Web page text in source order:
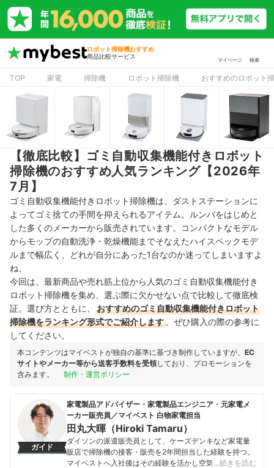
ロボット掃除機おすすめ
商品比較サービス
マイページ 検索
TOP 家電 掃除機 ロボット掃除機 おすすめのロボット
【徹底比較】ゴミ自動収集機能付きロボット
掃除機のおすすめ人気ランキング【2026年
7月】
ゴミ自動収集機能付きロボット掃除機は、ダストステーションに
よってゴミ捨ての手間を抑えられるアイテム。ルンバをはじめと
した多くのメーカーから販売されています。コンパクトなモデル
からモップの自動洗浄・乾燥機能までそなえたハイスペックモデ
ルまで幅広く、どれが自分にあった1台なのか迷ってしまいますよ
ね。
今回は、最新商品や売れ筋上位から人気のゴミ自動収集機能付き
ロボット掃除機を集め、選ぶ際に欠かせない点で比較して徹底検
証。選び方とともに、
おすすめのゴミ自動収集機能付きロボット
掃除機をランキング形式でご紹介します 。ぜひ購入の際の参考に
してください。
本コンテンツはマイベストが独自の基準に基づき制作していますが、 EC
サイトやメーカー等から送客手数料を受領しており、プロモーションを
含みます。
制作・運営ポリシー
ガイド
家電製品アドバイザー・家電製品エンジニア・元家電メ
ーカー販売員／マイベスト 白物家電担当
田丸大暉（Hiroki Tamaru）
ダイソンの派遣販売員として、ケーズデンキなど家電量
販店で掃除機の接客・販売を2年間担当した経験を持つ。
マイベストへ入社後はその経験を活かし空気清浄機・除
…続きを読む